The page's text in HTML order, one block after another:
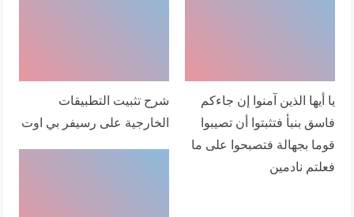
يا أيها الذين آمنوا إن جاءكم
فاسق بنبأ فتثبتوا أن تصيبوا
قوما بجهالة فتصبحوا على ما
فعلتم نادمين
شرح تثبيت التطبيقات
الخارجية على رسيفر بي اوت